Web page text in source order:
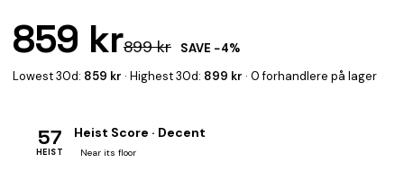
859 kr899 kr
SAVE −4%
Lowest 30d: 859 kr · Highest 30d: 899 kr · 0 forhandlere på lager
57
HEIST
Heist Score · Decent
Near its floor